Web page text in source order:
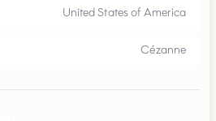
United States of America
Cézanne